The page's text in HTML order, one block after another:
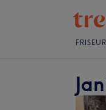
FRISEUR